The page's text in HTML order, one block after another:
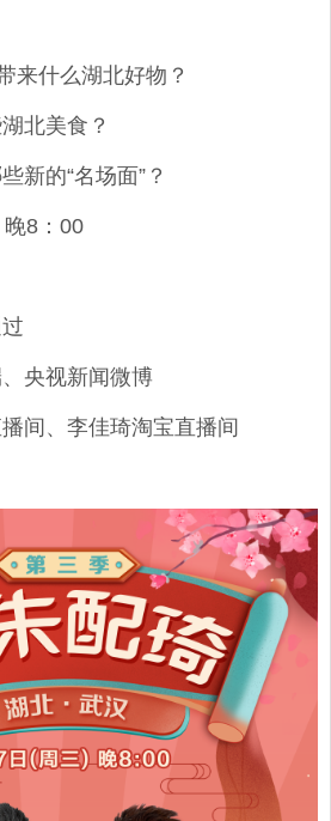
来什么湖北好物？
北美食？
新的“名场面”？
8：00
央视新闻微博
间、李佳琦淘宝直播间